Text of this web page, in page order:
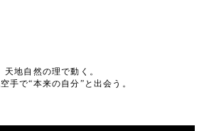
天地自然の理で動く。
手で“本来の自分”と出会う。